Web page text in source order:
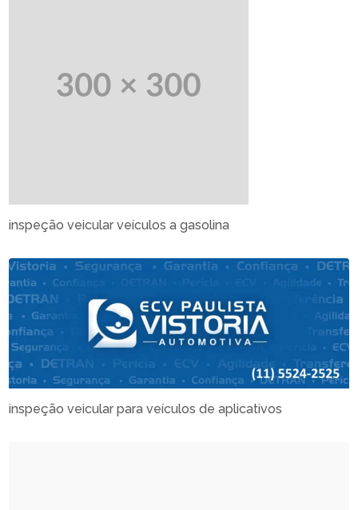
inspeção veicular veículos a gasolina
inspeção veicular para veículos de aplicativos